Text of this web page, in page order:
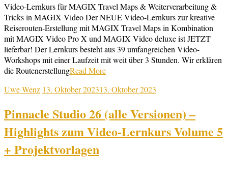
Video-Lernkurs für MAGIX Travel Maps & Weiterverarbeitung &
Tricks in MAGIX Video Der NEUE Video-Lernkurs zur kreative
Reiserouten-Erstellung mit MAGIX Travel Maps in Kombination
mit MAGIX Video Pro X und MAGIX Video deluxe ist JETZT
lieferbar! Der Lernkurs besteht aus 39 umfangreichen Video-
Workshops mit einer Laufzeit mit weit über 3 Stunden. Wir erklären
die RoutenerstellungRead More
Uwe Wenz 13. Oktober 202313. Oktober 2023
Pinnacle Studio 26 (alle Versionen) –
Highlights zum Video-Lernkurs Volume 5
+ Projektvorlagen